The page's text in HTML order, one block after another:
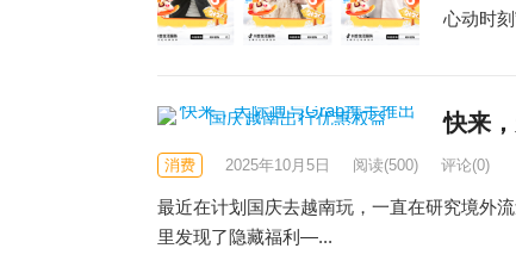
心动时
快来
消费 2025年10月5日 阅读(500) 评论(0)
最近在计划国庆去越南玩，一直在研究境外
里发现了隐藏福利—...